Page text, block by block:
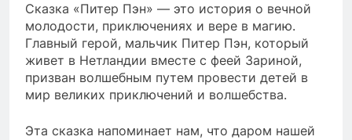
Сказка «Питер Пэн» — это история о вечной
молодости, приключениях и вере в магию.
Главный герой, мальчик Питер Пэн, который
живет в Нетландии вместе с феей Зариной,
призван волшебным путем провести детей в
мир великих приключений и волшебства.
Эта сказка напоминает нам, что даром нашей